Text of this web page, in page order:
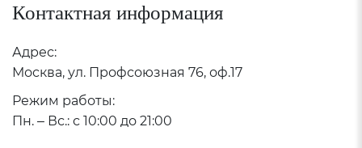
Контактная информация
Адрес:
Москва, ул. Профсоюзная 76, оф.17
Режим работы:
Пн. – Вс.: с 10:00 до 21:00